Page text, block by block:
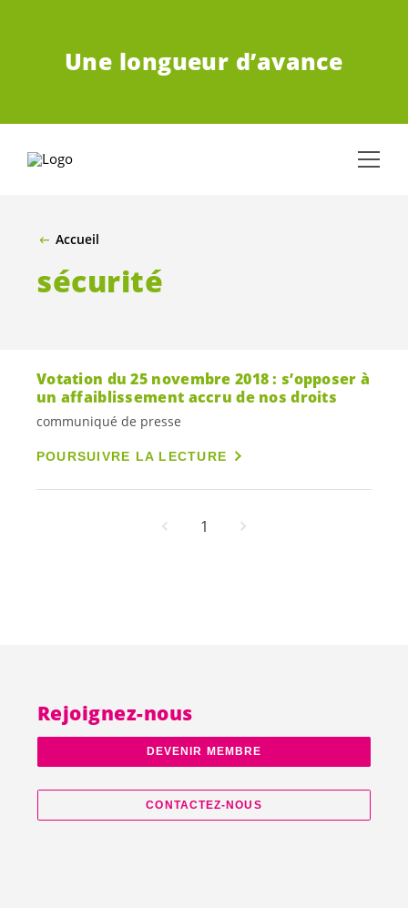
Une longueur d’avance
Accueil
sécurité
Votation du 25 novembre 2018 : s’opposer à
un affaiblissement accru de nos droits
communiqué de presse
POURSUIVRE LA LECTURE
1
Rejoignez-nous
DEVENIR MEMBRE
CONTACTEZ-NOUS